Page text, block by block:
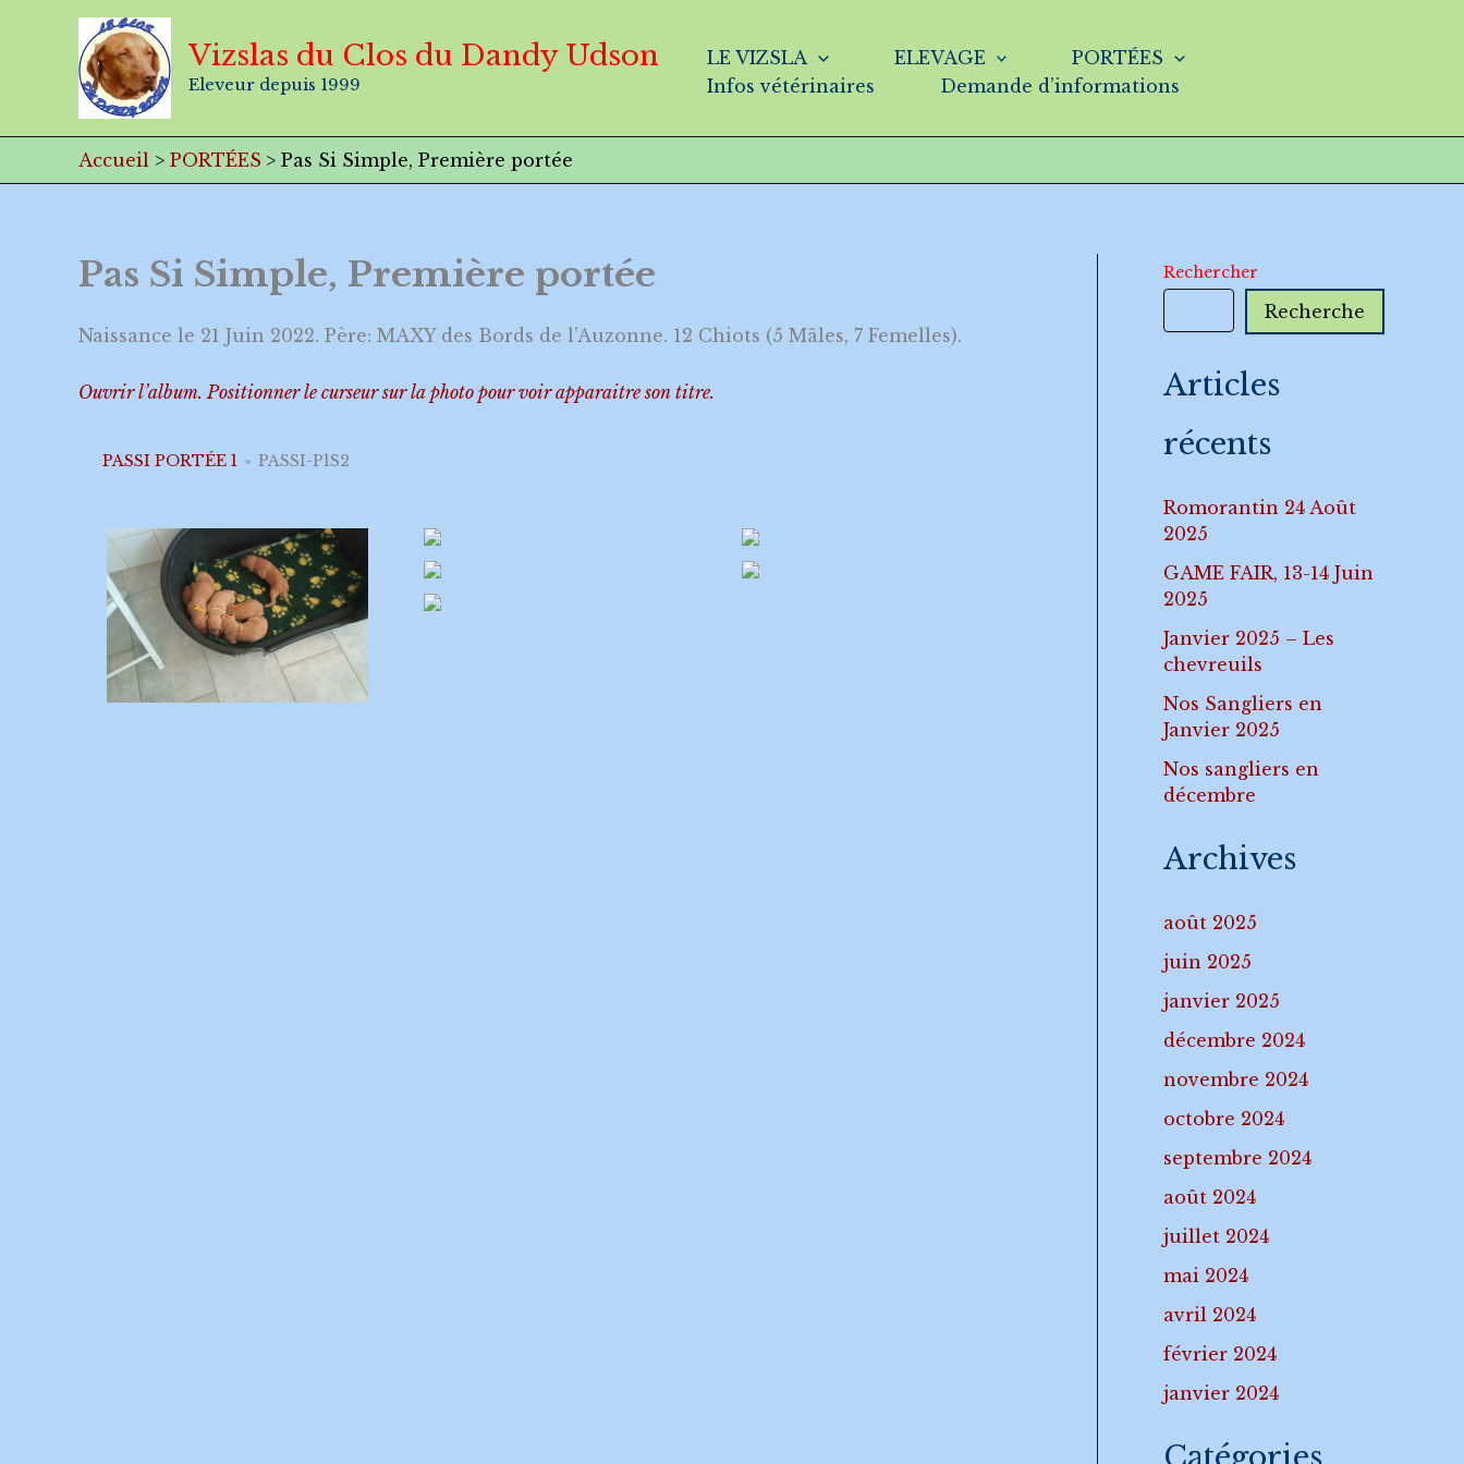
Vizslas du Clos du Dandy Udson
Eleveur depuis 1999
LE VIZSLA ELEVAGE
PORTÉES
Infos vétérinaires
Demande d’informations
Accueil PORTÉES Pas Si Simple, Première portée
Pas Si Simple, Première portée
Naissance le 21 Juin 2022. Père: MAXY des Bords de l’Auzonne. 12 Chiots (5 Mâles, 7 Femelles).
Ouvrir l’album. Positionner le curseur sur la photo pour voir apparaitre son titre.
PASSI PORTÉE 1 » PASSI-P1S2
Rechercher
Recherche
Articles
récents
Romorantin 24 Août
2025
GAME FAIR, 13-14 Juin
2025
Janvier 2025 – Les
chevreuils
Nos Sangliers en
Janvier 2025
Nos sangliers en
décembre
Archives
août 2025
juin 2025
janvier 2025
décembre 2024
novembre 2024
octobre 2024
septembre 2024
août 2024
juillet 2024
mai 2024
avril 2024
février 2024
janvier 2024